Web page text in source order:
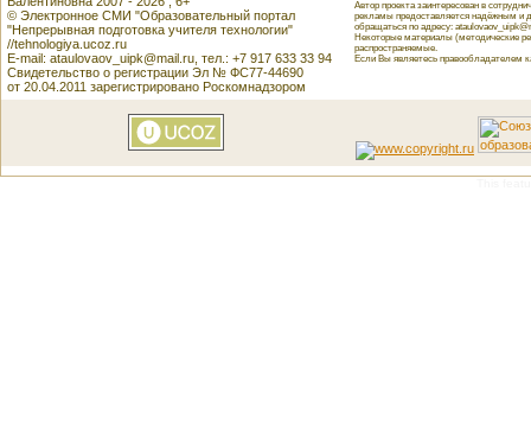
© Электронное СМИ "Образовательный портал
"Непрерывная подготовка учителя технологии"
//tehnologiya.ucoz.ru
E-mail: ataulovaov_uipk@mail.ru, тел.: +7 917 633 33 94
Свидетельство о регистрации Эл № ФС77-44690
от 20.04.2011 зарегистрировано Роскомнадзором
Автор проекта заинтересован в
рекламы предоставляется надёжным и
обращаться по адресу:
Некоторые материалы (методические
распространяемые.
Если Вы являетесь правообладателем